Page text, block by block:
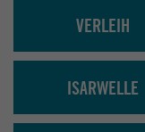
VERLEIH
ISARWELLE